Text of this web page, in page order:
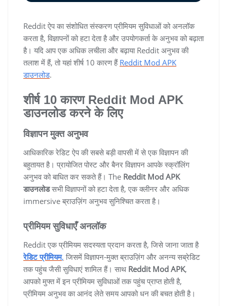
Reddit ऐप का संशोधित संस्करण प्रीमियम सुविधाओं को अनलॉक
करता है, विज्ञापनों को हटा देता है और उपयोगकर्ता के अनुभव को बढ़ाता
है। यदि आप एक अधिक लचीला और बढ़ाया Reddit अनुभव की
तलाश में हैं, तो यहां शीर्ष 10 कारण हैं Reddit Mod APK
डाउनलोड.
शीर्ष 10 कारण Reddit Mod APK
डाउनलोड करने के लिए
विज्ञापन मुक्त अनुभव
आधिकारिक रेडिट ऐप की सबसे बड़ी वापसी में से एक विज्ञापन की
बहुतायत है। प्रायोजित पोस्ट और बैनर विज्ञापन आपके स्क्रॉलिंग
अनुभव को बाधित कर सकते हैं। The Reddit Mod APK
डाउनलोडसभी विज्ञापनों को हटा देता है, एक क्लीनर और अधिक
immersive ब्राउज़िंग अनुभव सुनिश्चित करता है।
प्रीमियम सुविधाएँ अनलॉक
Reddit एक प्रीमियम सदस्यता प्रदान करता है, जिसे जाना जाता है
रेडिट प्रीमियम, जिसमें विज्ञापन-मुक्त ब्राउज़िंग और अनन्य सब्रेडिट
तक पहुंच जैसी सुविधाएं शामिल हैं। साथ Reddit Mod APK,
आपको मुफ्त में इन प्रीमियम सुविधाओं तक पहुंच प्राप्त होती है,
प्रीमियम अनुभव का आनंद लेते समय आपको धन की बचत होती है।